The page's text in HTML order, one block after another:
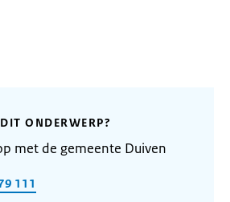
ONDERWERP?
met de gemeente Duiven
111